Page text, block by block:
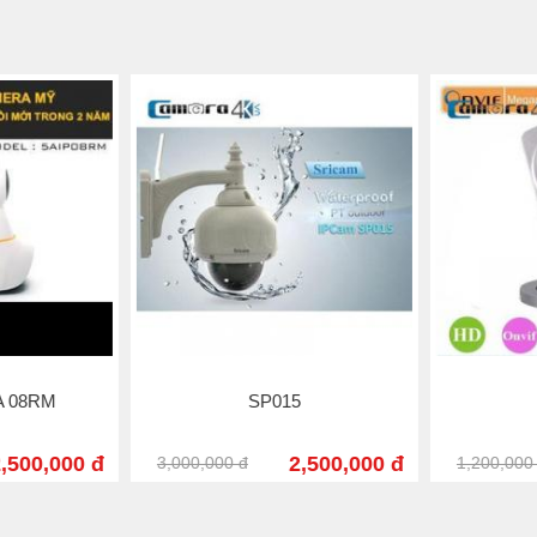
và đêm, giúp màu sắc và hình ảnh sắc nét, đẹp.
hỗ trợ lên đến 128G lưu trữ.
và các giao thức khác.
ce, testlab chứng nhận, chất lượng đáng tin cậy
kết nối không cần dây
quan sát xung quanh )
và nói chuyện qua lại ) hỗ trợ loa ngoài và mic trên thân
KÌ ĐÂU TRÊN THẾ GIỚI
đ
SP005
1,490,000 đ 1,390,000 đ 1,700,000